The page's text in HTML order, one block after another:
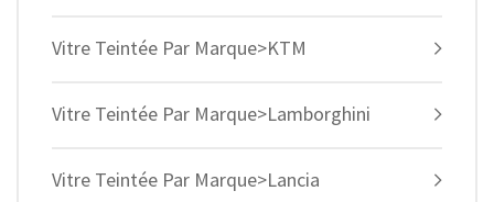
Vitre Teintée Par Marque>KTM
Vitre Teintée Par Marque>Lamborghini
Vitre Teintée Par Marque>Lancia